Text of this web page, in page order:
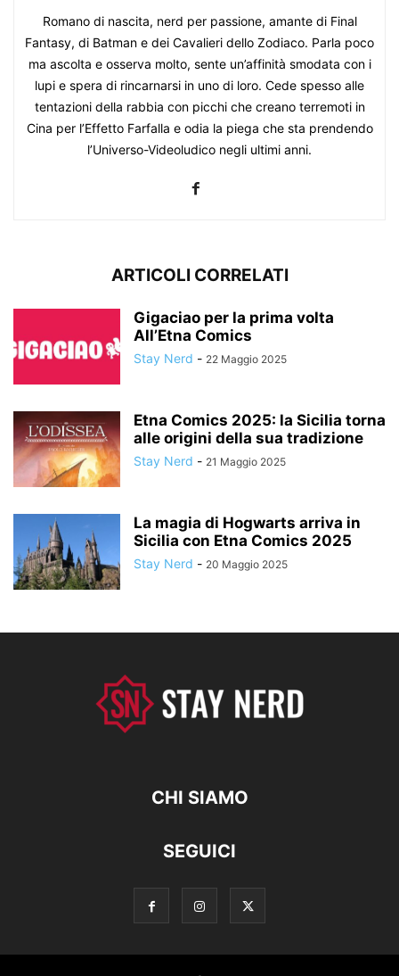
Romano di nascita, nerd per passione, amante di Final
Fantasy, di Batman e dei Cavalieri dello Zodiaco. Parla poco
ma ascolta e osserva molto, sente un’affinità smodata con i
lupi e spera di rincarnarsi in uno di loro. Cede spesso alle
tentazioni della rabbia con picchi che creano terremoti in
Cina per l’Effetto Farfalla e odia la piega che sta prendendo
l’Universo-Videoludico negli ultimi anni.
ARTICOLI CORRELATI
Gigaciao per la prima volta
All’Etna Comics
Stay Nerd - 22 Maggio 2025
Etna Comics 2025: la Sicilia torna
alle origini della sua tradizione
Stay Nerd - 21 Maggio 2025
La magia di Hogwarts arriva in
Sicilia con Etna Comics 2025
Stay Nerd - 20 Maggio 2025
CHI SIAMO
SEGUICI